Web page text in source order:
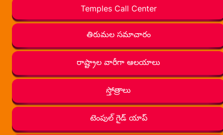
Temples Call Center
తిరుమల సమాచారం
రాష్ట్రాల వారీగా ఆలయాలు
స్తోత్రాలు
టెంపుల్ గైడ్ యాప్